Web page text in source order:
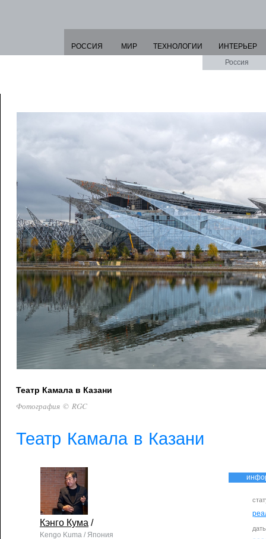
РОССИЯ МИР ТЕХНОЛОГИИ
ИНТЕРЬЕР
Россия
Театр Камала в Казани
Фотография © RGC
Театр Камала в Казани
Кэнго Кума /
Kengo Kuma / Япония